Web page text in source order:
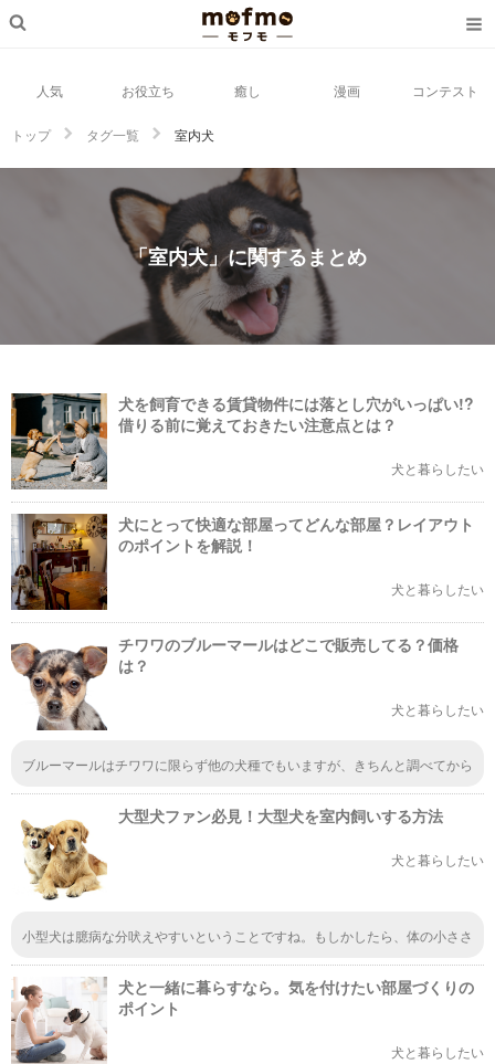
人気 お役立ち 癒し 漫画 コンテスト
トップ タグ一覧 室内犬
「室内犬」に関するまとめ
犬を飼育できる賃貸物件には落とし穴がいっぱい!?
借りる前に覚えておきたい注意点とは？
犬と暮らしたい
犬にとって快適な部屋ってどんな部屋？レイアウト
のポイントを解説！
犬と暮らしたい
チワワのブルーマールはどこで販売してる？価格
は？
犬と暮らしたい
ブルーマールはチワワに限らず他の犬種でもいますが、きちんと調べてから
ーさんの犬に対する愛情を疑うべきです。 何故私がこのような言及をする
かと言うと私はグレートデーンのブルーマールを買っています。そのブリー
ダーさんはブルーマールの全てを知って引き取り手を探していました。何故
なら、ブルーマールは体に異常が出る場合がかなりの確率であるからです。
この珍しい色はそれなりのハイリスクをともなう為に本来ならこのブルーマ
ールが出来るブリードをしないようにと言われるくらいです。そして、グレ
ートデーンの場合はミスカラーと血統書に書かれます。お願いです。よく調
大型犬ファン必見！大型犬を室内飼いする方法
犬と暮らしたい
小型犬は臆病な分吠えやすいということですね。もしかしたら、体の小ささ
えをしないよう、しっかりと地道にしつけを行っていこうと感じました。
犬と一緒に暮らすなら。気を付けたい部屋づくりの
ポイント
犬と暮らしたい